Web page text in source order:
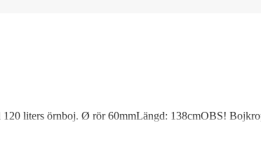
120 liters örnboj. Ø rör 60mmLängd: 138cmOBS!